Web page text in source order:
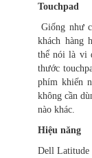
Touchpad
Giống như
khách hàng
thể nói là vi
thước
phím khiến
không cần
nào khác.
Hiệu năng
Dell Latitude